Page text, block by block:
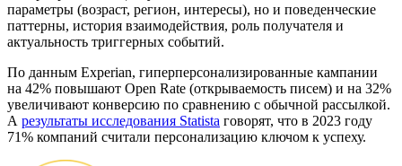
параметры (возраст, регион, интересы), но и поведенческие
паттерны, история взаимодействия, роль получателя и
актуальность триггерных событий.
По данным Experian, гиперперсонализированные кампании
на 42% повышают Open Rate (открываемость писем) и на 32%
увеличивают конверсию по сравнению с обычной рассылкой.
А результаты исследования Statista говорят, что в 2023 году
71% компаний считали персонализацию ключом к успеху.